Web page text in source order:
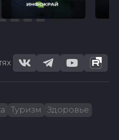
Туризм
Здоровье